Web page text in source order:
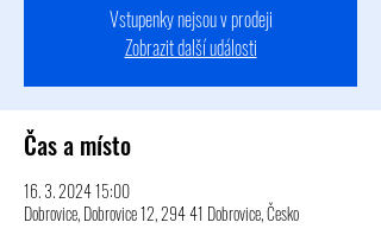
Vstupenky nejsou v prodeji
Zobrazit další události
Čas a místo
16. 3. 2024 15:00
Dobrovice, Dobrovice 12, 294 41 Dobrovice, Česko